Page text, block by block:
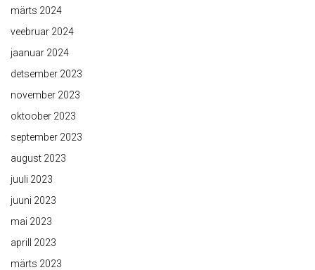
märts 2024
veebruar 2024
jaanuar 2024
detsember 2023
november 2023
oktoober 2023
september 2023
august 2023
juuli 2023
juuni 2023
mai 2023
aprill 2023
märts 2023